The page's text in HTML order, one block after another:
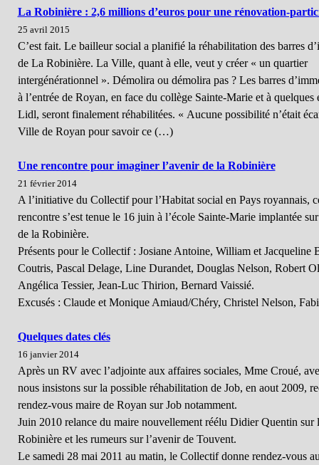
La Robinière : 2,6 millions d’euros pour une rénovation-
25 avril 2015
C’est fait. Le bailleur social a planifié la réhabilitation des barres
de La Robinière. La Ville, quant à elle, veut y créer « un quartier
intergénérationnel ». Démolira ou démolira pas ? Les barres
à l’entrée de Royan, en face du collège Sainte-Marie et à
Lidl, seront finalement réhabilitées. « Aucune possibilité n’était
Ville de Royan pour savoir ce (…)
Une rencontre pour imaginer l’avenir de la Robinière
21 février 2014
A l’initiative du Collectif pour l’Habitat social en Pays royannais,
rencontre s’est tenue le 16 juin à l’école Sainte-Marie implantée
de la Robinière.
Présents pour le Collectif : Josiane Antoine, William et Jacqueline
Coutris, Pascal Delage, Line Durandet, Douglas Nelson, Robert
Angélica Tessier, Jean-Luc Thirion, Bernard Vaissié.
Excusés : Claude et Monique Amiaud/Chéry, Christel Nelson,
Quelques dates clés
16 janvier 2014
Après un RV avec l’adjointe aux affaires sociales, Mme Croué,
nous insistons sur la possible réhabilitation de Job, en aout 2009,
rendez-vous maire de Royan sur Job notamment.
Juin 2010 relance du maire nouvellement réélu Didier Quentin sur
Robinière et les rumeurs sur l’avenir de Touvent.
Le samedi 28 mai 2011 au matin, le Collectif donne rendez-vous